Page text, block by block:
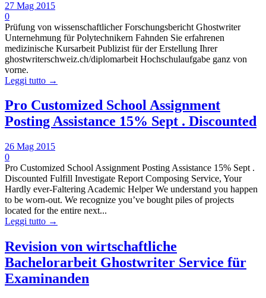
27 Mag 2015
0
Prüfung von wissenschaftlicher Forschungsbericht Ghostwriter
Unternehmung für Polytechnikern Fahnden Sie erfahrenen
medizinische Kursarbeit Publizist für der Erstellung Ihrer
ghostwriterschweiz.ch/diplomarbeit Hochschulaufgabe ganz von
vorne.
Leggi tutto →
Pro Customized School Assignment
Posting Assistance 15% Sept . Discounted
26 Mag 2015
0
Pro Customized School Assignment Posting Assistance 15% Sept .
Discounted Fulfill Investigate Report Composing Service, Your
Hardly ever-Faltering Academic Helper We understand you happen
to be worn-out. We recognize you’ve bought piles of projects
located for the entire next...
Leggi tutto →
Revision von wirtschaftliche
Bachelorarbeit Ghostwriter Service für
Examinanden